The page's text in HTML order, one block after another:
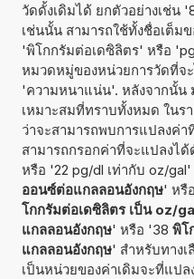
วัดดั้งเดิมได้ ยกตัวอย่างเช่น
เช่นนั้น สามารถใช้ทั้งชื่อเต็ม
'พิโกกรัมต่อเดซิลิตร' หรือ
หมวดหมู่ของหน่วยการวัดที่จ
'ความหนาแน่น'. หลังจากนั้น
เหมาะสมที่ทราบทั้งหมด ใน
ว่าจะสามารถพบการแปลงค่
สามารถกรอกค่าที่จะแปลงไ
หรือ '22 pg/dl เท่ากับ oz/
ออนซ์ต่อแกลลอนอังกฤษ' หรื
โกกรัมต่อเดซิลิตร เป็น oz/
แกลลอนอังกฤษ' หรือ '38 พิโ
แกลลอนอังกฤษ' สำหรับทาง
เป็นหน่วยของค่าเดิมจะที่แป